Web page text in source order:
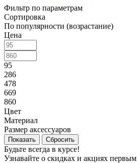
Фильтр по параметрам
Сортировка
По популярности (возрастание)
Цена
95
286
478
669
860
Цвет
Материал
Размер аксессуаров
Сбросить
Будьте всегда в курсе!
Узнавайте о скидках и акциях первым